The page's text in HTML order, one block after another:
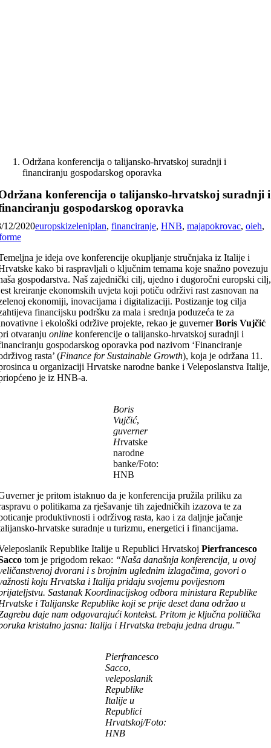
Održana konferencija o talijansko-hrvatskoj suradnji i
financiranju gospodarskog oporavka
konferencija o talijansko-hrvatskoj suradnji i
gospodarskog oporavka
12/2020europskizeleniplan, financiranje, HNB, majapokrovac, oieh,
je ideja ove konferencije okupljanje stručnjaka iz Italije i
kako bi raspravljali o ključnim temama koje snažno povezuju
gospodarstva. Naš zajednički cilj, ujedno i dugoročni europski cilj,
kreiranje ekonomskih uvjeta koji potiču održivi rast zasnovan na
ekonomiji, inovacijama i digitalizaciji. Postizanje tog cilja
financijsku podršku za mala i srednja poduzeća te za
i ekološki održive projekte, rekao je guvernerBoris Vujčić
otvaranjuonline konferencije o talijansko-hrvatskoj suradnji i
gospodarskog oporavka pod nazivom ‘Financiranje
rasta’ (Finance for Sustainable Growth), koja je održana 11.
u organizaciji Hrvatske narodne banke i Veleposlanstva Italije,
je iz HNB-a.
Boris
Vujčić,
guverner
Hrvatske
narodne
banke/Foto:
HNB
je pritom istaknuo da je konferencija pružila priliku za
o politikama za rješavanje tih zajedničkih izazova te za
produktivnosti i održivog rasta, kao i za daljnje jačanje
hrvatske suradnje u turizmu, energetici i financijama.
Republike Italije u Republici HrvatskojPierfrancesco
tom je prigodom rekao: “Naša današnja konferencija, u ovoj
dvorani i s brojnim uglednim izlagačima, govori o
koju Hrvatska i Italija pridaju svojemu povijesnom
Sastanak Koordinacijskog odbora ministara Republike
i Talijanske Republike koji se prije deset dana održao u
daje nam odgovarajući kontekst. Pritom je ključna politička
kristalno jasna: Italija i Hrvatska trebaju jedna drugu.”
Pierfrancesco
Sacco,
veleposlanik
Republike
Italije u
Republici
Hrvatskoj/Foto:
HNB